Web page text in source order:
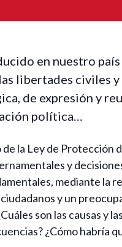
en nuestro
libertades civiles
de expresión y
política…
la Ley de Protección
y
mediante la
y un
son las causas y
¿Cómo habría